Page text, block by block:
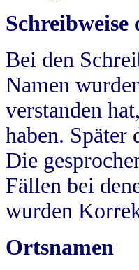
Schreibweise
Bei den
Namen
verstanden
haben. Später
Die
Fällen bei
wurden
Ortsnamen